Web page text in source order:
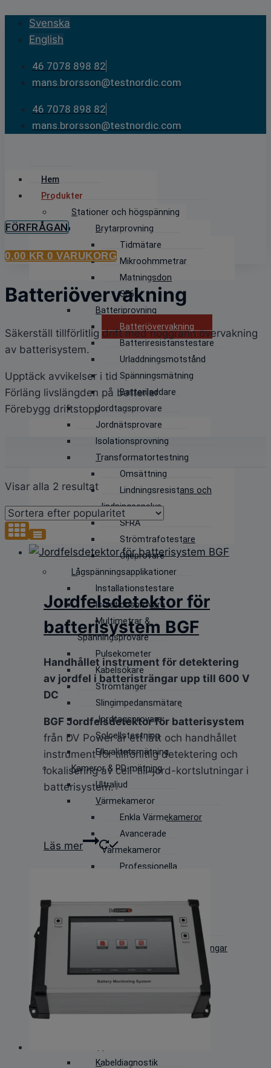
Skip
content
Svenska
English
46 7078 898 82
mans.brorsson@testnordic.com
46 7078 898 82
mans.brorsson@testnordic.com
Hem
Produkter
Stationer och högspänning
Brytarprovning
Tidmätare
Mikroohmmetrar
Matningsdon
SF6
Batteriprovning
Batteriövervakning
Batteriresistanstestare
Urladdningsmotstånd
Spänningsmätning
Batteriladdare
Jordtagsprovare
Jordnätsprovare
Isolationsprovning
Transformatortestning
Omsättning
Lindningsresistans och
lindningsanalys
SFRA
Strömtrafotestare
Oljeprovare
Lågspänningsapplikationer
Installationstestare
Isolationsprovare
Multimetrar &
Spänningsprovare
Pulsekometer
Kabelsökare
Strömtänger
Slingimpedansmätare
Jordtagsprovare
Solcellstestning
Elkvalitetsmätning
Kameror & PD-mätning
Ultraljud
Värmekameror
Enkla Värmekameror
Avancerade
Värmekameror
Professionella
IR-Kameror
Ultraljudskameror
Handhållna PD utrustningar
Laboratorie, Högspänning &
Daggpunktskalibrering
Kabeldiagnostik
FÖRFRÅGAN
0,00 KR 0 VARUKORG
Batteriövervakning
Säkerställ tillförlitlig drift med noggrann övervakning
av batterisystem.
Upptäck avvikelser i tid
Förläng livslängden på batterier
Förebygg driftstopp
Visar alla 2 resultatSortera
efter
popularitet
Jordfelsdetektor för
batterisystem BGF
Handhållet instrument för detektering
av jordfel i batteristrängar upp till 600 V
DC
BGF Jordfelsdetektor för batterisystem
från DV Power är ett lätt och handhållet
instrument för tillförlitlig detektering och
lokalisering av cell-till-jord-kortslutningar i
batterisystem.
Läs mer